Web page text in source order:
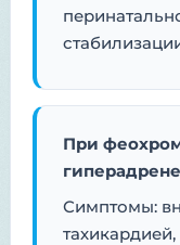
При
Симптомы: